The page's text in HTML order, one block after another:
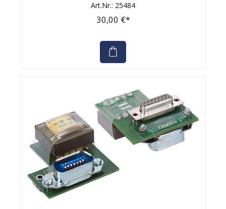
Art.Nr.: 25484
30,00 €*